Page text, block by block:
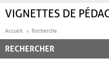
VIGNETTES DE
Accueil Recherche
RECHERCHER